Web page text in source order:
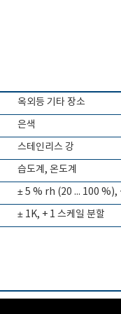
옥외등 기타 장소
은색
스테인리스 강
습도계, 온도계
± 5 % rh (20 ... 100 %),
± 1K, + 1 스케일 분할